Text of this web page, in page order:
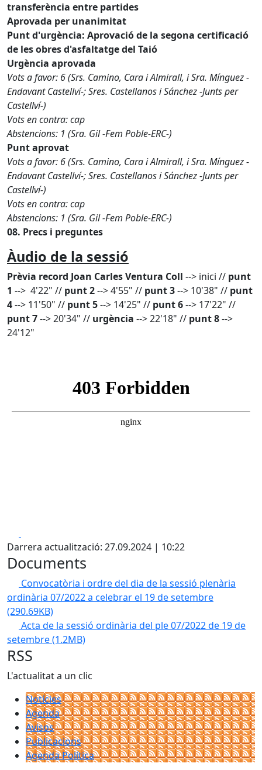
transferència entre partides
Aprovada per unanimitat
Punt d'urgència: Aprovació de la segona certificació
de les obres d'asfaltatge del Taió
Urgència aprovada
Vots a favor: 6 (Srs. Camino, Cara i Almirall, i Sra. Mínguez -
Endavant Castellví-; Sres. Castellanos i Sánchez -Junts per
Castellví-)
Vots en contra: cap
Abstencions: 1 (Sra. Gil -Fem Poble-ERC-)
Punt aprovat
Vots a favor: 6 (Srs. Camino, Cara i Almirall, i Sra. Mínguez -
Endavant Castellví-; Sres. Castellanos i Sánchez -Junts per
Castellví-)
Vots en contra: cap
Abstencions: 1 (Sra. Gil -Fem Poble-ERC-)
08. Precs i preguntes
Àudio de la sessió
Prèvia record Joan Carles Ventura Coll --> inici // punt
1 --> 4'22" // punt 2--> 4'55" // punt 3--> 10'38" // punt
4--> 11'50" // punt 5--> 14'25" // punt 6--> 17'22" //
punt 7--> 20'34" // urgència --> 22'18" // punt 8-->
24'12"
Darrera actualització: 27.09.2024 | 10:22
Documents
Convocatòria i ordre del dia de la sessió plenària
ordinària 07/2022 a celebrar el 19 de setembre
(290.69KB)
Acta de la sessió ordinària del ple 07/2022 de 19 de
setembre(1.2MB)
RSS
L'actualitat a un clic
Notícies
Agenda
Avisos
Publicacions
Agenda Política